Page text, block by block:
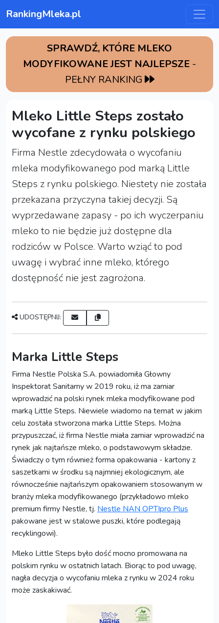
RankingMleka.pl
SPRAWDŹ, KTÓRE MLEKO
MODYFIKOWANE JEST NAJLEPSZE -
PEŁNY RANKING
Mleko Little Steps zostało
wycofane z rynku polskiego
Firma Nestle zdecydowała o wycofaniu
mleka modyfikowanego pod marką Little
Steps z rynku polskiego. Niestety nie została
przekazana przyczyna takiej decyzji. Są
wyprzedawane zapasy - po ich wyczerpaniu
mleko to nie będzie już dostępne dla
rodziców w Polsce. Warto wziąć to pod
uwagę i wybrać inne mleko, którego
dostępność nie jest zagrożona.
UDOSTĘPNIJ:
Marka Little Steps
Firma Nestle Polska S.A. powiadomiła Głowny
Inspektorat Sanitarny w 2019 roku, iż ma zamiar
wprowadzić na polski rynek mleka modyfikowane pod
marką Little Steps. Niewiele wiadomo na temat w jakim
celu została stworzona marka Little Steps. Można
przypuszczać, iż firma Nestle miała zamiar wprowadzić na
rynek jak najtańsze mleko, o podstawowym składzie.
Świadczy o tym również forma opakowania - kartony z
saszetkami w środku są najmniej ekologicznym, ale
równocześnie najtańszym opakowaniem stosowanym w
branży mleka modyfikowanego (przykładowo mleko
premium firmy Nestle, tj. Nestle NAN OPTIpro Plus
pakowane jest w stalowe puszki, które podlegają
recyklingowi).
Mleko Little Steps było dość mocno promowana na
polskim rynku w ostatnich latach. Biorąc to pod uwagę,
nagła decyzja o wycofaniu mleka z rynku w 2024 roku
może zaskakiwać.